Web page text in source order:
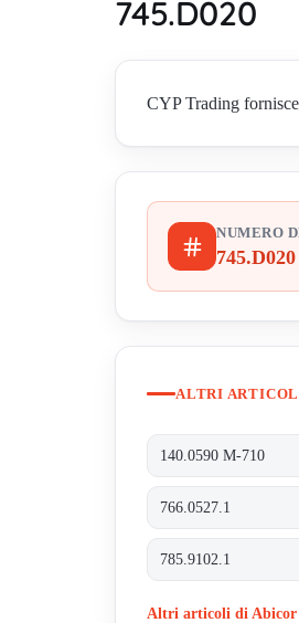
745.D020
CYP Trading
NUMERO
745.D020
ALTRI
140.0590 M-710
766.0527.1
785.9102.1
Altri articoli di